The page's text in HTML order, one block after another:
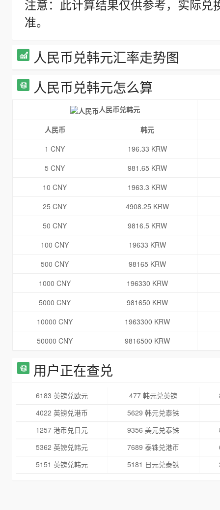
注意：此计算结果仅供参考，实际
准。
人民币兑韩元汇率走势图
人民币兑韩元怎么算
人民币兑韩元
人民币
韩元
1 CNY
196.33 KRW
5 CNY
981.65 KRW
10 CNY
1963.3 KRW
25 CNY
4908.25 KRW
50 CNY
9816.5 KRW
100 CNY
19633 KRW
500 CNY
98165 KRW
1000 CNY
196330 KRW
5000 CNY
981650 KRW
10000 CNY
1963300 KRW
50000 CNY
9816500 KRW
用户正在查兑
6183 英镑兑欧元 477 韩元兑英镑
4022 英镑兑港币
5629 韩元兑泰铢
1257 港币兑日元
9356 美元兑泰铢
5362 英镑兑韩元
7689 泰铢兑港币
5151 英镑兑韩元
5181 日元兑泰铢